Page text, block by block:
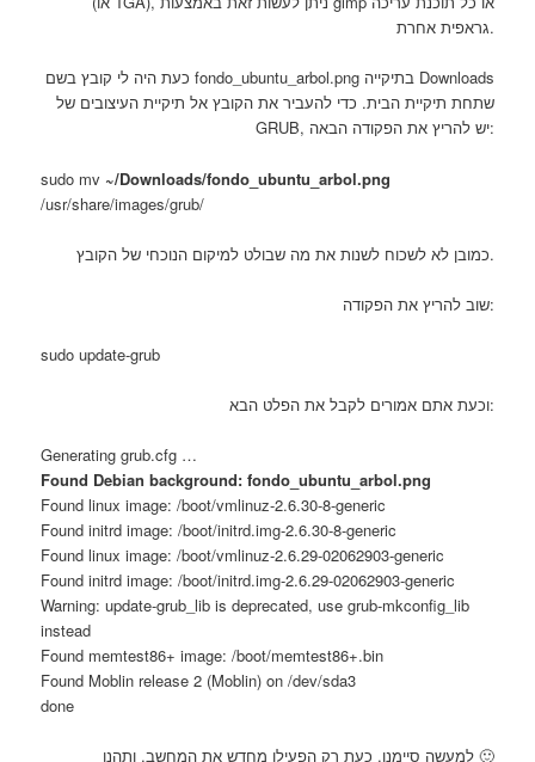
גראפית אחרת.
כעת היה לי קובץ בשם fondo_ubuntu_arbol.png בתיקייה Downloads
שתחת תיקיית הבית. כדי להעביר את הקובץ אל תיקיית העיצובים של
GRUB, יש להריץ את הפקודה הבאה:
sudo mv ~/Downloads/fondo_ubuntu_arbol.png
/usr/share/images/grub/
כמובן לא לשכוח לשנות את מה שבולט למיקום הנוכחי של הקובץ.
שוב להריץ את הפקודה:
sudo update-grub
וכעת אתם אמורים לקבל את הפלט הבא:
Generating grub.cfg …
Found Debian background:fondo_ubuntu_arbol.png
Found linux image: /boot/vmlinuz-2.6.30-8-generic
Found initrd image: /boot/initrd.img-2.6.30-8-generic
Found linux image: /boot/vmlinuz-2.6.29-02062903-generic
Found initrd image: /boot/initrd.img-2.6.29-02062903-generic
Warning: update-grub_lib is deprecated, use grub-mkconfig_lib
instead
Found memtest86+ image: /boot/memtest86+.bin
Found Moblin release 2 (Moblin) on /dev/sda3
done
למעשה סיימנו, כעת רק הפעילו מחדש את המחשב, ותהנו 🙂